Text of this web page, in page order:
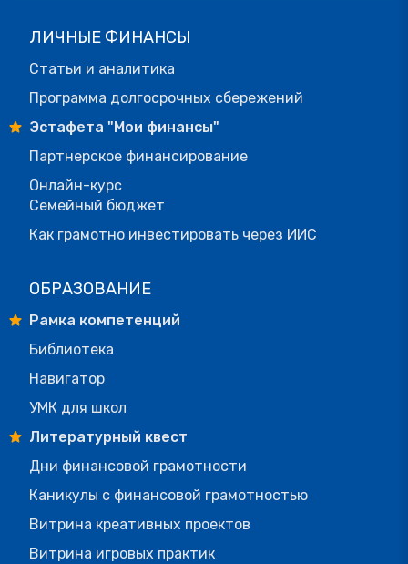
ЛИЧНЫЕ ФИНАНСЫ
Статьи и аналитика
Программа долгосрочных сбережений
Эстафета "Мои финансы"
Партнерское финансирование
Онлайн-курс
Семейный бюджет
Как грамотно инвестировать через ИИС
ОБРАЗОВАНИЕ
Рамка компетенций
Библиотека
Навигатор
УМК для школ
Литературный квест
Дни финансовой грамотности
Каникулы с финансовой грамотностью
Витрина креативных проектов
Витрина игровых практик